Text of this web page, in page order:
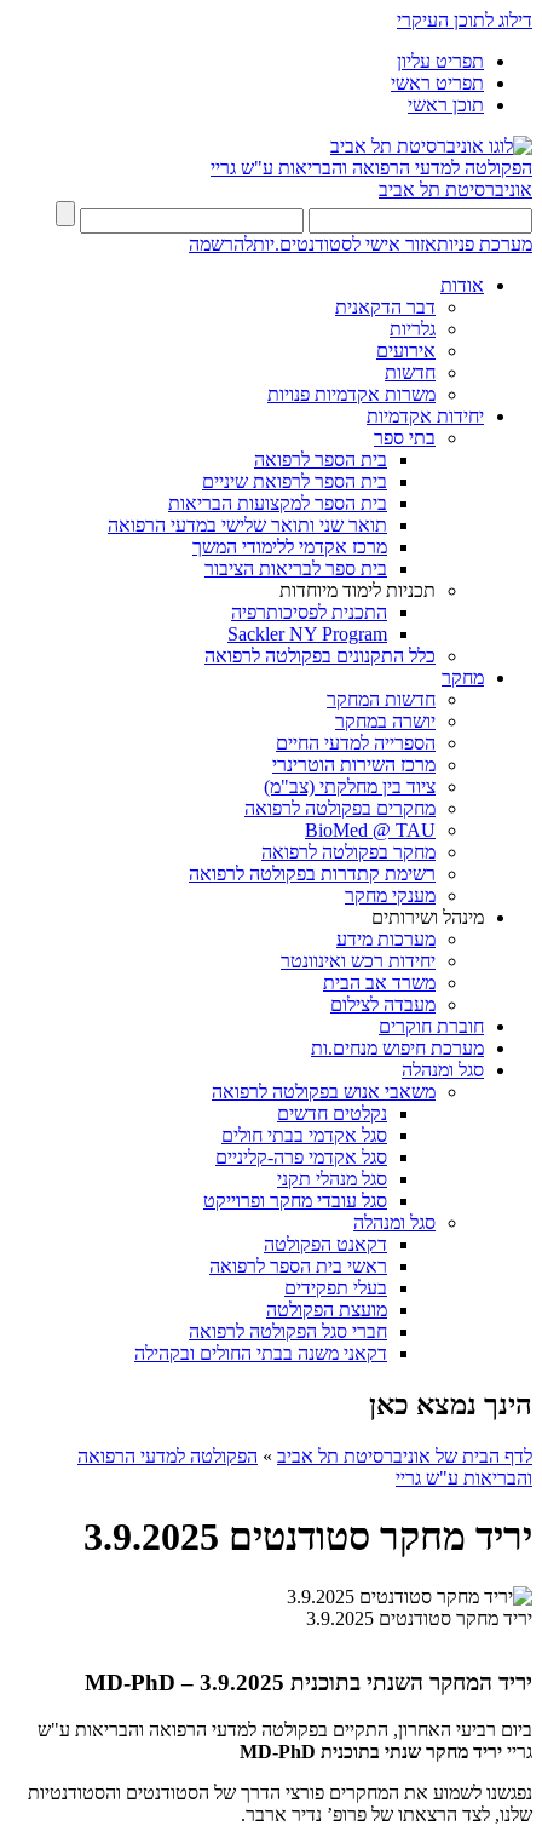
דילוג לתוכן העיקרי
תפריט עליון
תפריט ראשי
תוכן ראשי
הפקולטה למדעי הרפואה והבריאות ע"ש גריי
אוניברסיטת תל אביב
מערכת פניותאזור אישי לסטודנטים.יותלהרשמה
אודות
דבר הדקאנית
גלריות
אירועים
חדשות
משרות אקדמיות פנויות
יחידות אקדמיות
בתי ספר
בית הספר לרפואה
בית הספר לרפואת שיניים
בית הספר למקצועות הבריאות
תואר שני ותואר שלישי במדעי הרפואה
מרכז אקדמי ללימודי המשך
בית ספר לבריאות הציבור
תכניות לימוד מיוחדות
התכנית לפסיכותרפיה
Sackler NY Program
כלל התקנונים בפקולטה לרפואה
מחקר
חדשות המחקר
יושרה במחקר
הספרייה למדעי החיים
מרכז השירות הוטרינרי
ציוד בין מחלקתי (צב"מ)
מחקרים בפקולטה לרפואה
BioMed @ TAU
מחקר בפקולטה לרפואה
רשימת קתדרות בפקולטה לרפואה
מענקי מחקר
מינהל ושירותים
מערכות מידע
יחידות רכש ואינוונטר
משרד אב הבית
מעבדה לצילום
חוברת חוקרים
מערכת חיפוש מנחים.ות
סגל ומנהלה
משאבי אנוש בפקולטה לרפואה
נקלטים חדשים
סגל אקדמי בבתי חולים
סגל אקדמי פרה-קליניים
סגל מנהלי תקני
סגל עובדי מחקר ופרוייקט
סגל ומנהלה
דקאנט הפקולטה
ראשי בית הספר לרפואה
בעלי תפקידים
מועצת הפקולטה
חברי סגל הפקולטה לרפואה
דקאני משנה בבתי החולים ובקהילה
הינך נמצא כאן
לדף הבית של אוניברסיטת תל אביב » הפקולטה למדעי הרפואה
והבריאות ע"ש גריי
יריד מחקר סטודנטים 3.9.2025
יריד מחקר סטודנטים 3.9.2025
יריד המחקר השנתי בתוכנית MD-PhD – 3.9.2025
ביום רביעי האחרון, התקיים בפקולטה למדעי הרפואה והבריאות ע"ש
גריי יריד מחקר שנתי בתוכנית MD-PhD
נפגשנו לשמוע את המחקרים פורצי הדרך של הסטודנטים והסטודנטיות
שלנו, לצד הרצאתו של פרופ’ נדיר ארבר.